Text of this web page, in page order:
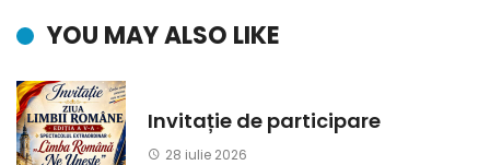
YOU MAY ALSO LIKE
Invitație de participare
28 iulie 2026